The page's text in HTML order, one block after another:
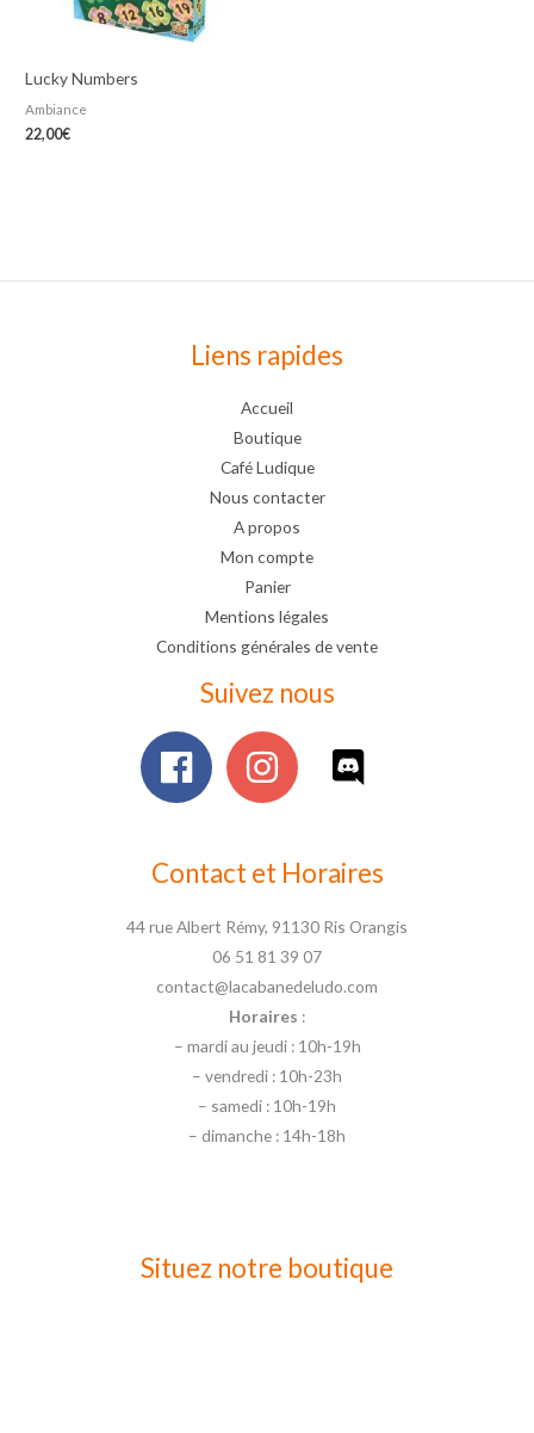
Lucky Numbers
Ambiance
22,00€
Liens rapides
Accueil
Boutique
Café Ludique
Nous contacter
A propos
Mon compte
Panier
Mentions légales
Conditions générales de vente
Suivez nous
Contact et Horaires
44 rue Albert Rémy, 91130 Ris Orangis
06 51 81 39 07
contact@lacabanedeludo.com
Horaires :
– mardi au jeudi : 10h-19h
– vendredi : 10h-23h
– samedi : 10h-19h
– dimanche : 14h-18h
Situez notre boutique